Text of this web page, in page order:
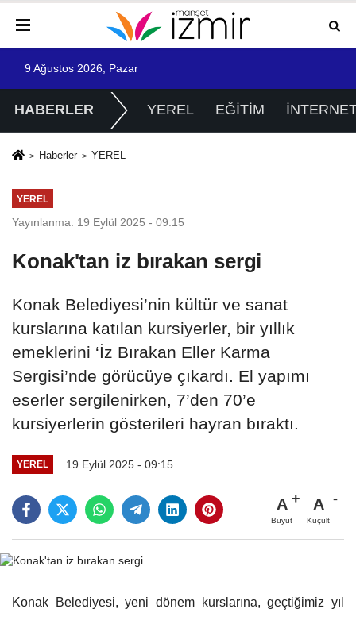
9 Ağustos 2026, Pazar
HABERLER YEREL EĞİTİM
Haberler YEREL
YEREL
Yayınlanma: 19 Eylül 2025 - 09:15
Konak'tan iz bırakan sergi
Konak Belediyesi’nin kültür ve sanat
kurslarına katılan kursiyerler, bir yıllık
emeklerini ‘İz Bırakan Eller Karma
Sergisi’nde görücüye çıkardı. El yapımı
eserler sergilenirken, 7’den 70’e
kursiyerlerin gösterileri hayran bıraktı.
YEREL 19 Eylül 2025 - 09:15
A
Büyüt
A
Küçült
Konak Belediyesi, yeni dönem kurslarına, geçtiğimiz yıl